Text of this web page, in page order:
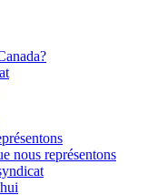
nous représentons